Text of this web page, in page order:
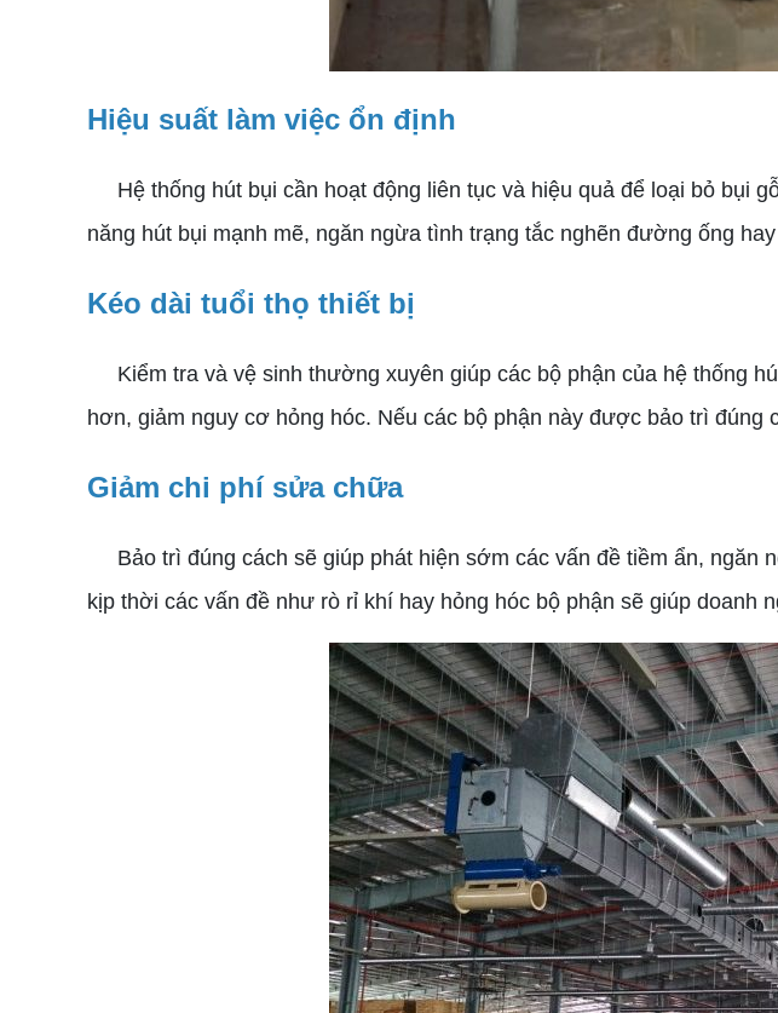
Hiệu suất làm việc ổn định
Hệ thống hút bụi cần hoạt động liên tục và hiệu quả để loại bỏ bụi
năng hút bụi mạnh mẽ, ngăn ngừa tình trạng tắc nghẽn đường ống
Kéo dài tuổi thọ thiết bị
Kiểm tra và vệ sinh thường xuyên giúp các bộ phận của hệ thống
hơn, giảm nguy cơ hỏng hóc. Nếu các bộ phận này được bảo trì
Giảm chi phí sửa chữa
Bảo trì đúng cách sẽ giúp phát hiện sớm các vấn đề tiềm ẩn, ngăn
kịp thời các vấn đề như rò rỉ khí hay hỏng hóc bộ phận sẽ giúp doanh